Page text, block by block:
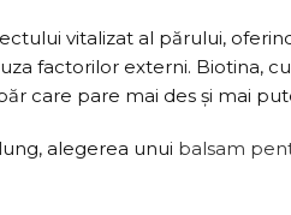
vitalizat al părului,
factorilor externi. Biotina,
care pare mai des și mai
alegerea unui balsam